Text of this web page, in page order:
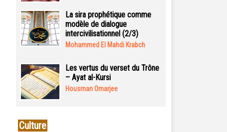
La sira prophétique comme
modèle de dialogue
intercivilisationnel (2/3)
Mohammed El Mahdi Krabch
Les vertus du verset du Trône
– Ayat al-Kursi
Housman Omarjee
Culture